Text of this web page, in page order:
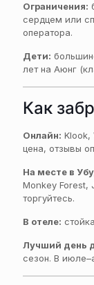
Ограничения:
сердцем или
оператора.
Дети:
лет на Аюнг
Как
Онлайн: Klook,
цена, отзывы
На месте в
Monkey Forest,
торгуйтесь.
В отеле:
Лучший день
сезон. В